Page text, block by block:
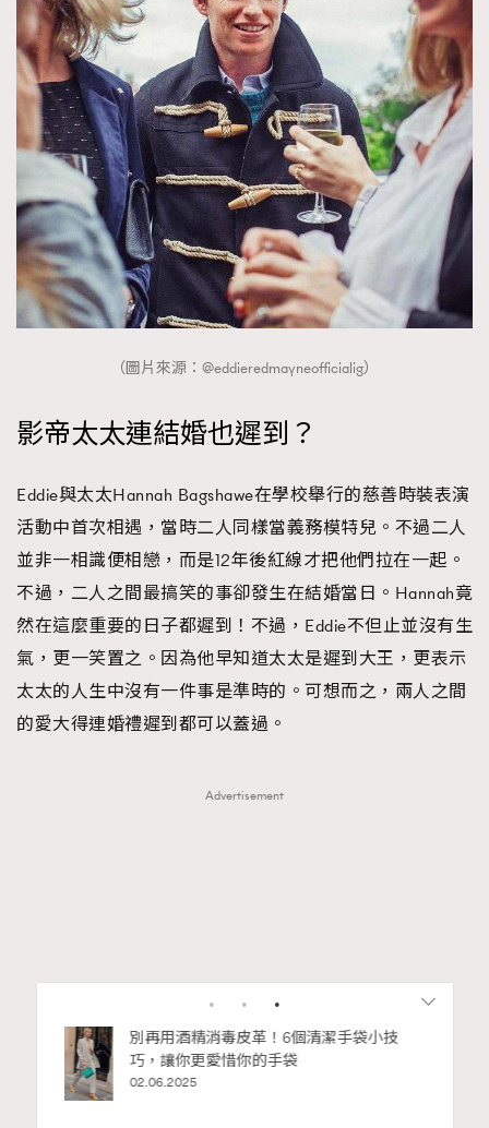
（圖片來源：@eddieredmayneofficialig）
影帝太太連結婚也遲到？
Eddie與太太Hannah Bagshawe在學校舉行的慈善時裝表演
活動中首次相遇，當時二人同樣當義務模特兒。不過二人
並非一相識便相戀，而是12年後紅線才把他們拉在一起。
不過，二人之間最搞笑的事卻發生在結婚當日。Hannah竟
然在這麼重要的日子都遲到！不過，Eddie不但止並沒有生
氣，更一笑置之。因為他早知道太太是遲到大王，更表示
太太的人生中沒有一件事是準時的。可想而之，兩人之間
的愛大得連婚禮遲到都可以蓋過。
Advertisement
別再用酒精消毒皮革！6個清潔手袋小技
巧，讓你更愛惜你的手袋
02.06.2025